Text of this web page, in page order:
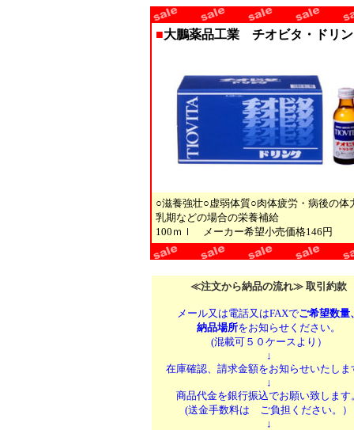
■大鵬薬品工業 チオビタ・ドリ
○滋養強壮○虚弱体質○肉体疲労・病後の
乳期などの場合の栄養補給
100ｍｌ メーカー希望小売価格146円
≪注文から納品の流れ≫ 取引約款
メール又は電話又はFAXでご希望数量
納品場所をお知らせください。
(混載可５０ケースより）
↓
在庫確認、請求金額をお知らせいたしま
↓
商品代金を銀行振込でお願い致します
(送金手数料は ご負担ください。）
↓